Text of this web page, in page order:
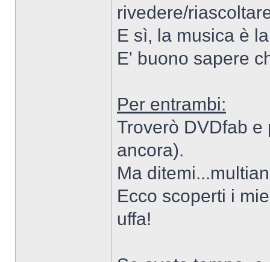
rivedere/
E sì, la musica è
E' buono sapere
Per entrambi:
Troverò DVDfab
ancora).
Ma
Ecco scoperti i
uffa!